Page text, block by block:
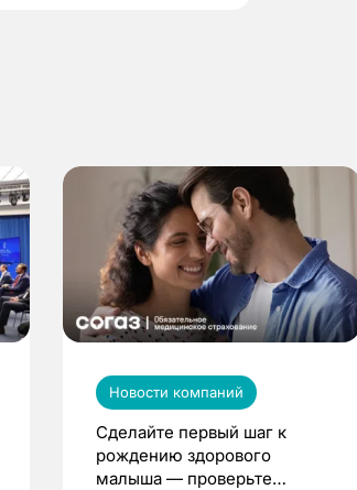
Новости компаний
Сделайте первый шаг к
рождению здорового
малыша — проверьте